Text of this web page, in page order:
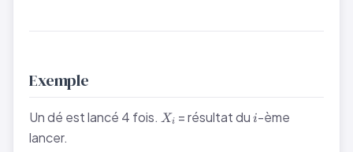
p)
Exemple
Un dé est lancé 4 fois. X_i
Xi = résultat dui
i-ème
lancer.